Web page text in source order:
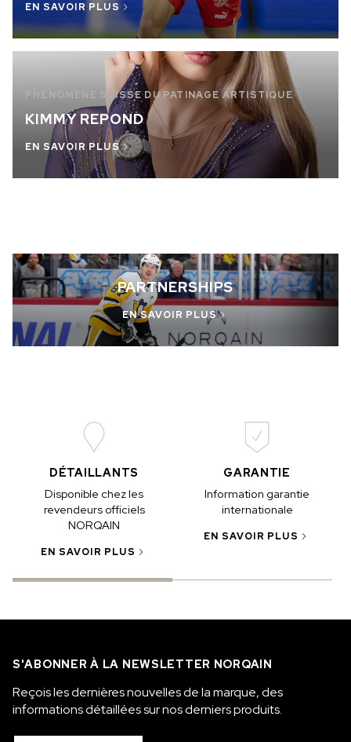
EN SAVOIR PLUS
PHÉNOMÈNE SUISSE DU PATINAGE ARTISTIQUE
KIMMY REPOND
EN SAVOIR PLUS
PARTNERSHIPS
EN SAVOIR PLUS
DÉTAILLANTS
Disponible chez les
revendeurs officiels
NORQAIN
EN SAVOIR PLUS
GARANTIE
Information garantie
internationale
EN SAVOIR PLUS
S'ABONNER À LA NEWSLETTER NORQAIN
Reçois les dernières nouvelles de la marque, des
informations détaillées sur nos derniers produits.